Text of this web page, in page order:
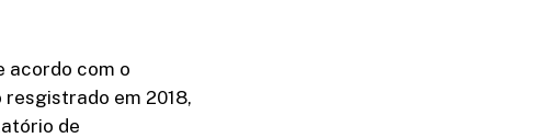
acordo com o
em 2018,
de